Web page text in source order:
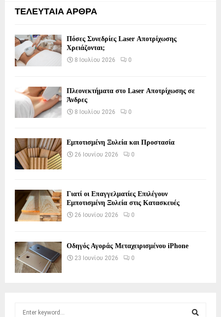
ΤΕΛΕΥΤΑΙΑ ΑΡΘΡΑ
Πόσες Συνεδρίες Laser Αποτρίχωσης
Χρειάζονται;
8 Ιουλίου 2026 0
Πλεονεκτήματα στο Laser Αποτρίχωσης σε
Άνδρες
8 Ιουλίου 2026 0
Εμποτισμένη Ξυλεία και Προστασία
26 Ιουνίου 2026 0
Γιατί οι Επαγγελματίες Επιλέγουν
Εμποτισμένη Ξυλεία στις Κατασκευές
26 Ιουνίου 2026 0
Οδηγός Αγοράς Μεταχειρισμένου iPhone
23 Ιουνίου 2026 0